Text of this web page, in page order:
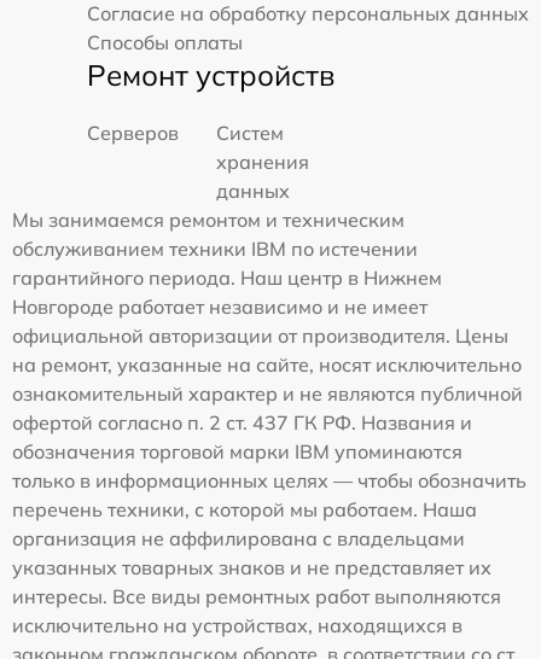
Согласие на обработку персональных данных
Способы оплаты
Ремонт устройств
Серверов
Систем
хранения
данных
Мы занимаемся ремонтом и техническим
обслуживанием техники IBM по истечении
гарантийного периода. Наш центр в Нижнем
Новгороде работает независимо и не имеет
официальной авторизации от производителя. Цены
на ремонт, указанные на сайте, носят исключительно
ознакомительный характер и не являются публичной
офертой согласно п. 2 ст. 437 ГК РФ. Названия и
обозначения торговой марки IBM упоминаются
только в информационных целях — чтобы обозначить
перечень техники, с которой мы работаем. Наша
организация не аффилирована с владельцами
указанных товарных знаков и не представляет их
интересы. Все виды ремонтных работ выполняются
исключительно на устройствах, находящихся в